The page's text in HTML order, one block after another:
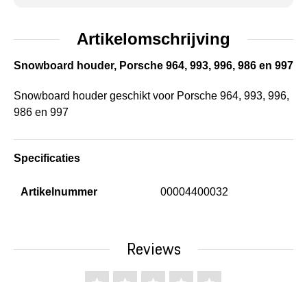
Artikelomschrijving
Snowboard houder, Porsche 964, 993, 996, 986 en 997
Snowboard houder geschikt voor Porsche 964, 993, 996,
986 en 997
Specificaties
Artikelnummer 00004400032
Reviews